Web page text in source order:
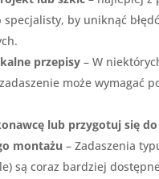
by uniknąć
przepisy– W
może wymagać
lub przygotuj się do
montażu – Zadaszenia
są coraz bardziej